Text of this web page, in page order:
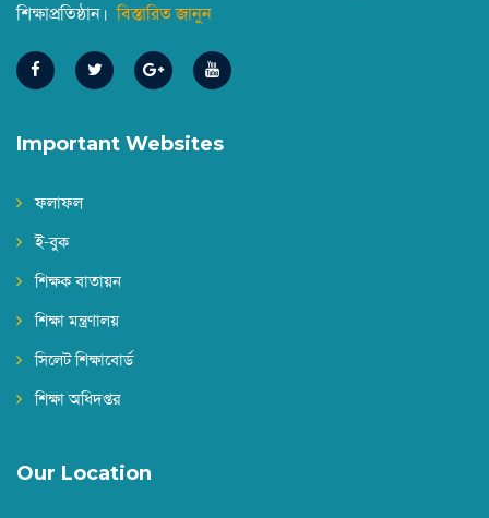
শিক্ষাপ্রতিষ্ঠান। বিস্তারিত জানুন
Important Websites
ফলাফল
ই-বুক
শিক্ষক বাতায়ন
শিক্ষা মন্ত্রণালয়
সিলেট শিক্ষাবোর্ড
শিক্ষা অধিদপ্তর
Our Location